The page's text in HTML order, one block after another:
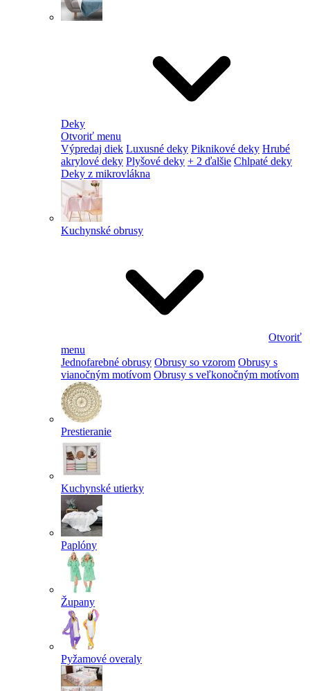
Deky
Otvoriť menu
Výpredaj diek Luxusné deky Piknikové deky Hrubé
akrylové deky Plyšové deky + 2 ďalšie Chlpaté deky
Deky z mikrovlákna
Kuchynské obrusy
Otvoriť
menu
Jednofarebné obrusy Obrusy so vzorom Obrusy s
vianočným motívom Obrusy s veľkonočným motívom
Prestieranie
Kuchynské utierky
Paplóny
Župany
Pyžamové overaly